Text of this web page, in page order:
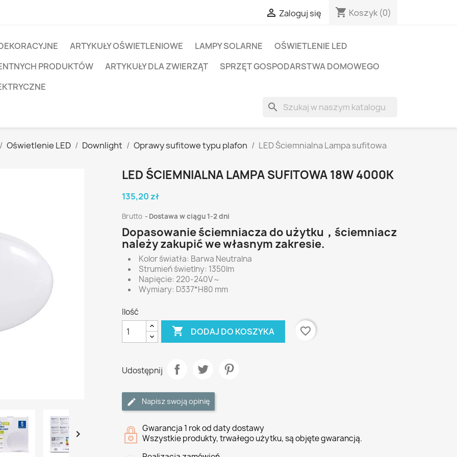
 Zaloguj się shopping_cart Koszyk (0)
ARTYKUŁY OŚWIETLENIOWE LAMPY SOLARNE
OŚWIETLENIE LED
PRODUKTÓW
ARTYKUŁY DLA ZWIERZĄT
SPRZĘT GOSPODARSTWA DOMOWEGO
search
Oświetlenie LED Downlight Oprawy sufitowe typu plafon LED Ściemnialna Lampa sufitowa

LED ŚCIEMNIALNA LAMPA SUFITOWA 18W 4000K
135,20 zł
Brutto Dostawa w ciągu 1-2 dni
Dopasowanie ściemniacza do użytku，ściemniacz
należy zakupić we własnym zakresie.
Kolor światła: Barwa Neutralna
Strumień świetlny: 1350lm
Napięcie: 220-240V～
Wymiary: D337*H80 mm
Ilość
 DODAJ DO KOSZYKA favorite_border
Udostępnij
Napisz swoją opinię
Gwarancja 1 rok od daty dostawy
Wszystkie produkty, trwałego użytku, są objęte gwarancją.